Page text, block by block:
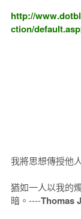
http://
ction/
我將思想傳授他
猶如一人以我的
暗。----Thomas